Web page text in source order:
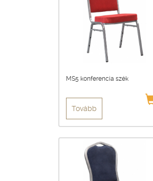
MS5 konferencia szék
Tovább